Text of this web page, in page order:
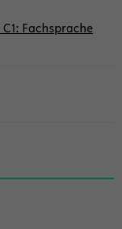
Fachsprache